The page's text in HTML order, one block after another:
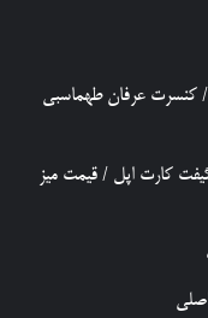
/ کنسرت عرفان طهماسبی
کارت اپل / قیمت میز